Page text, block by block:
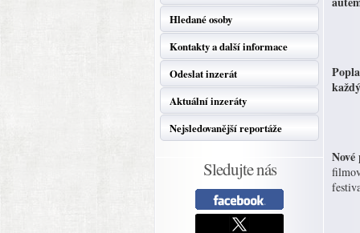
Hledané osoby
Kontakty a další informace
Odeslat inzerát
Aktuální inzeráty
Nejsledovanější reportáže
Sledujte nás